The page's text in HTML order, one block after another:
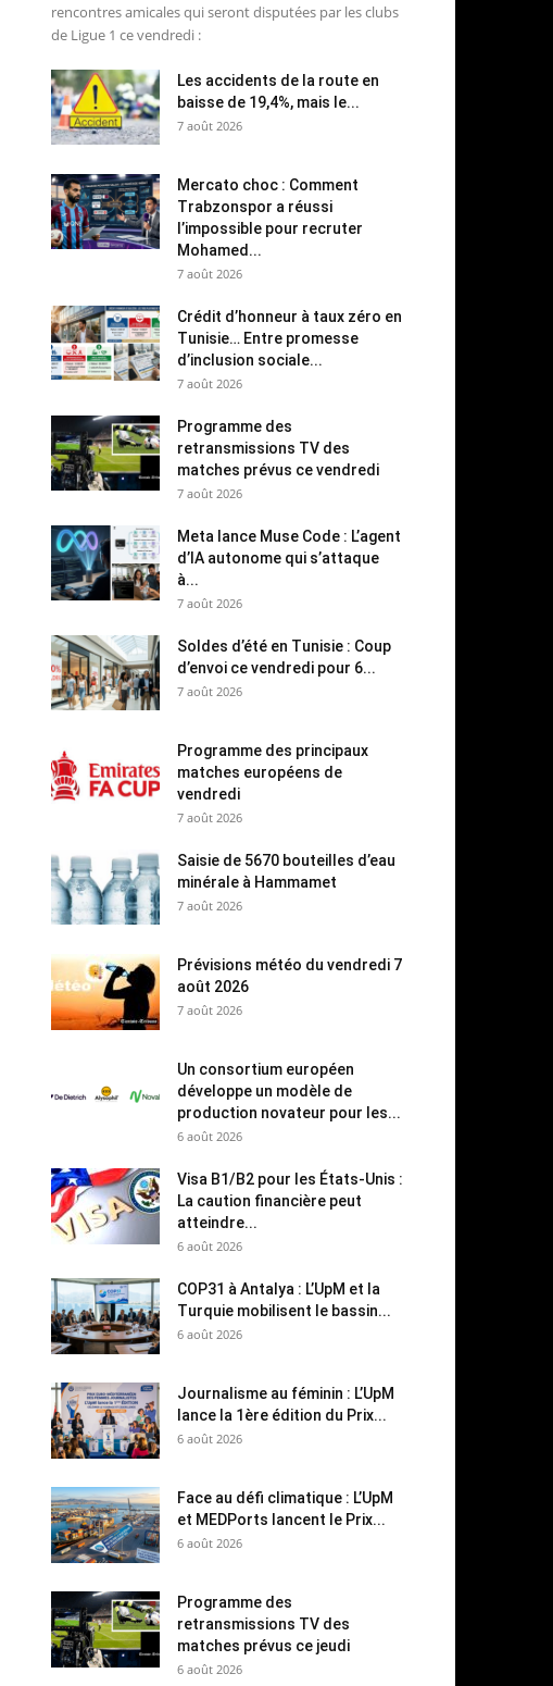
rencontres amicales qui seront disputées par les clubs
de Ligue 1 ce vendredi :
Les accidents de la route en
baisse de 19,4%, mais le...
7 août 2026
Mercato choc : Comment
Trabzonspor a réussi
l’impossible pour recruter
Mohamed...
7 août 2026
Crédit d’honneur à taux zéro en
Tunisie… Entre promesse
d’inclusion sociale...
7 août 2026
Programme des
retransmissions TV des
matches prévus ce vendredi
7 août 2026
Meta lance Muse Code : L’agent
d’IA autonome qui s’attaque
à...
7 août 2026
Soldes d’été en Tunisie : Coup
d’envoi ce vendredi pour 6...
7 août 2026
Programme des principaux
matches européens de
vendredi
7 août 2026
Saisie de 5670 bouteilles d’eau
minérale à Hammamet
7 août 2026
Prévisions météo du vendredi 7
août 2026
7 août 2026
Un consortium européen
développe un modèle de
production novateur pour les...
6 août 2026
Visa B1/B2 pour les États-Unis :
La caution financière peut
atteindre...
6 août 2026
COP31 à Antalya : L’UpM et la
Turquie mobilisent le bassin...
6 août 2026
Journalisme au féminin : L’UpM
lance la 1ère édition du Prix...
6 août 2026
Face au défi climatique : L’UpM
et MEDPorts lancent le Prix...
6 août 2026
Programme des
retransmissions TV des
matches prévus ce jeudi
6 août 2026